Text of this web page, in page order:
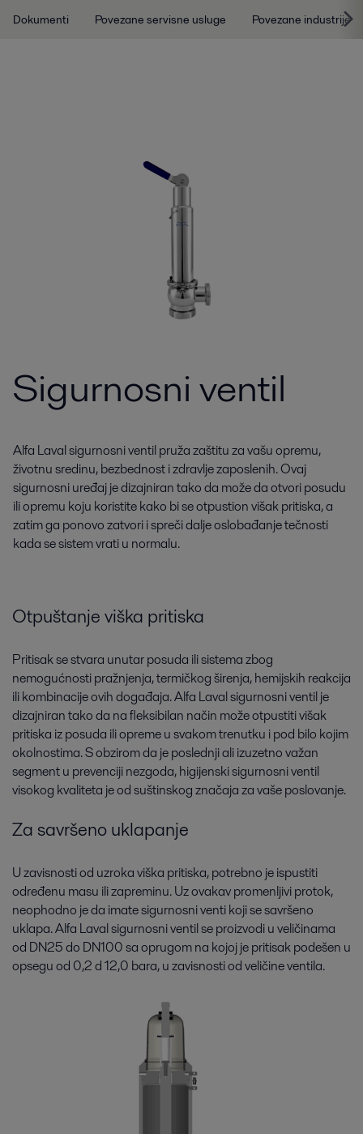
Dokumenti Povezane servisne usluge Povezane industrije
Sigurnosni ventil
Alfa Laval sigurnosni ventil pruža zaštitu za vašu opremu,
životnu sredinu, bezbednost i zdravlje zaposlenih. Ovaj
sigurnosni uređaj je dizajniran tako da može da otvori posudu
ili opremu koju koristite kako bi se otpustion višak pritiska, a
zatim ga ponovo zatvori i spreči dalje oslobađanje tečnosti
kada se sistem vrati u normalu.
Otpuštanje viška pritiska
Pritisak se stvara unutar posuda ili sistema zbog
nemogućnosti pražnjenja, termičkog širenja, hemijskih reakcija
ili kombinacije ovih događaja. Alfa Laval sigurnosni ventil je
dizajniran tako da na fleksibilan način može otpustiti višak
pritiska iz posuda ili opreme u svakom trenutku i pod bilo kojim
okolnostima. S obzirom da je poslednji ali izuzetno važan
segment u prevenciji nezgoda, higijenski sigurnosni ventil
visokog kvaliteta je od suštinskog značaja za vaše poslovanje.
Za savršeno uklapanje
U zavisnosti od uzroka viška pritiska, potrebno je ispustiti
određenu masu ili zapreminu. Uz ovakav promenljivi protok,
neophodno je da imate sigurnosni venti koji se savršeno
uklapa. Alfa Laval sigurnosni ventil se proizvodi u veličinama
od DN25 do DN100 sa oprugom na kojoj je pritisak podešen u
opsegu od 0,2 d 12,0 bara, u zavisnosti od veličine ventila.